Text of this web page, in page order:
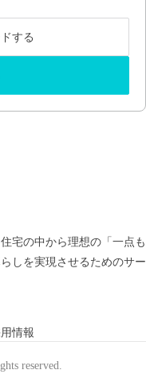
する
宅の中から理想の「一点も
しを実現させるためのサー
情報
reserved.